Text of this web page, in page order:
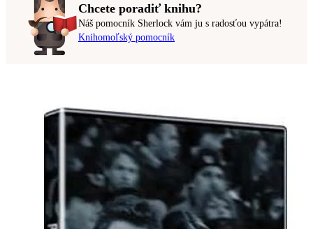
Chcete poradiť knihu?
Náš pomocník Sherlock vám ju s radosťou vypátra!
Knihomoľský pomocník